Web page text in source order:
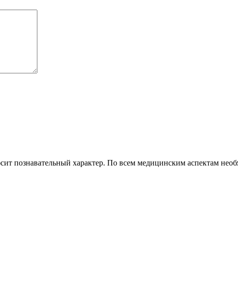
познавательный характер. По всем медицинским аспектам